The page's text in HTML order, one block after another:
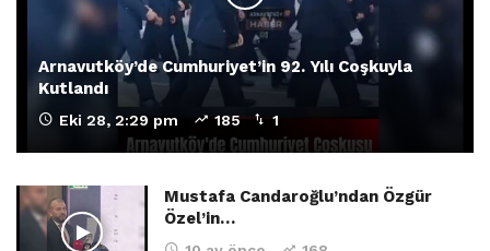
Arnavutköy’de Cumhuriyet’in 92. Yılı Coşkuyla
Kutlandı
Eki 28, 2:29 pm 185 1
Mustafa Candaroğlu’ndan Özgür
Özel’in…